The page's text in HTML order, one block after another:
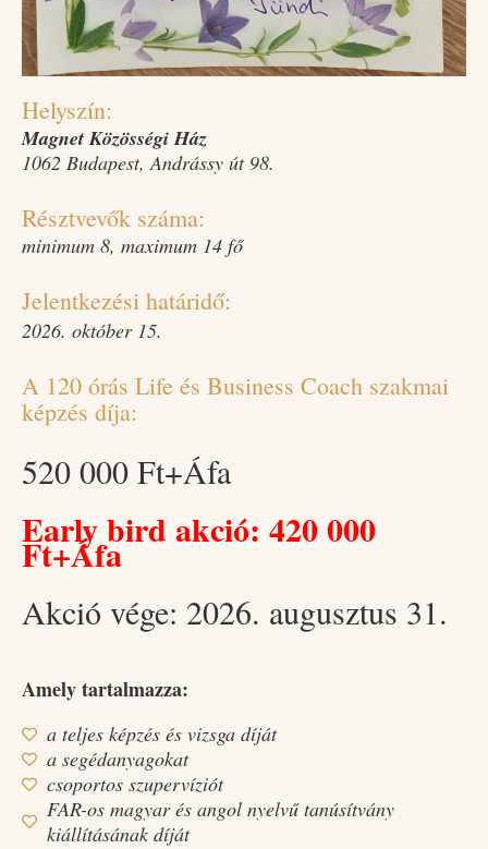
Helyszín:
Magnet Közösségi Ház
1062 Budapest, Andrássy út 98.
Résztvevők száma:
minimum 8, maximum 14 fő
Jelentkezési határidő:
2026. október 15.
A 120 órás Life és Business Coach szakmai
képzés díja:
520 000 Ft+Áfa
Early bird akció: 420 000
Ft+Áfa
Akció vége: 2026. augusztus 31.
Amely tartalmazza:
a teljes képzés és vizsga díját
a segédanyagokat
csoportos szupervíziót
FAR-os magyar és angol nyelvű tanúsítvány
kiállításának díját